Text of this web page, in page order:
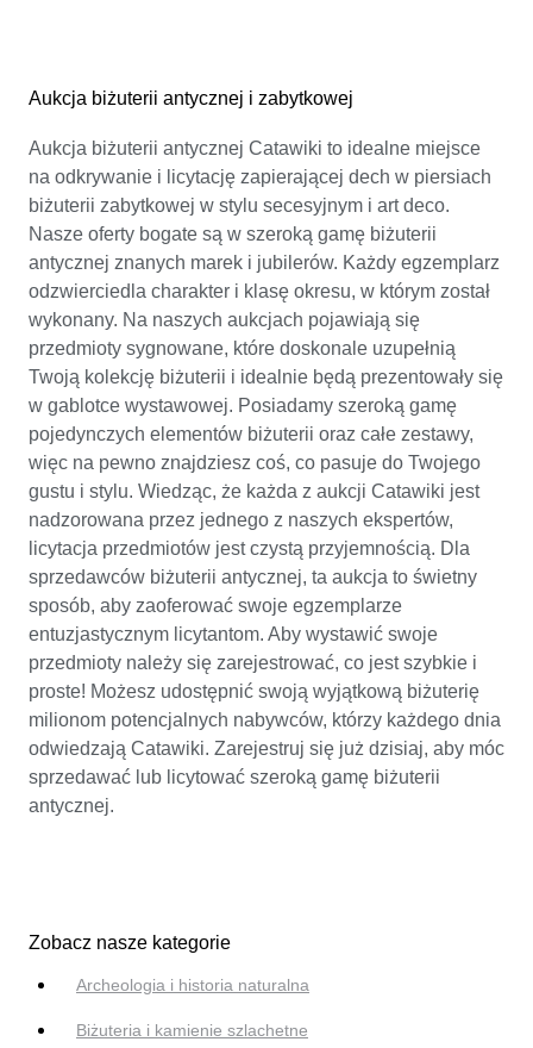
Aukcja biżuterii antycznej i zabytkowej
Aukcja biżuterii antycznej Catawiki to idealne miejsce
na odkrywanie i licytację zapierającej dech w piersiach
biżuterii zabytkowej w stylu secesyjnym i art deco.
Nasze oferty bogate są w szeroką gamę biżuterii
antycznej znanych marek i jubilerów. Każdy egzemplarz
odzwierciedla charakter i klasę okresu, w którym został
wykonany. Na naszych aukcjach pojawiają się
przedmioty sygnowane, które doskonale uzupełnią
Twoją kolekcję biżuterii i idealnie będą prezentowały się
w gablotce wystawowej. Posiadamy szeroką gamę
pojedynczych elementów biżuterii oraz całe zestawy,
więc na pewno znajdziesz coś, co pasuje do Twojego
gustu i stylu. Wiedząc, że każda z aukcji Catawiki jest
nadzorowana przez jednego z naszych ekspertów,
licytacja przedmiotów jest czystą przyjemnością. Dla
sprzedawców biżuterii antycznej, ta aukcja to świetny
sposób, aby zaoferować swoje egzemplarze
entuzjastycznym licytantom. Aby wystawić swoje
przedmioty należy się zarejestrować, co jest szybkie i
proste! Możesz udostępnić swoją wyjątkową biżuterię
milionom potencjalnych nabywców, którzy każdego dnia
odwiedzają Catawiki. Zarejestruj się już dzisiaj, aby móc
sprzedawać lub licytować szeroką gamę biżuterii
antycznej.
Zobacz nasze kategorie
Archeologia i historia naturalna
Biżuteria i kamienie szlachetne